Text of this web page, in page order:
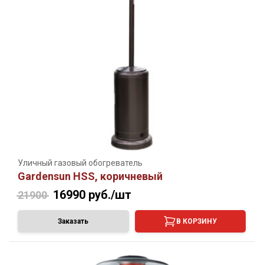
Уличный газовый обогреватель
Gardensun HSS, коричневый
21900 16990 руб./шт
Заказать В КОРЗИНУ